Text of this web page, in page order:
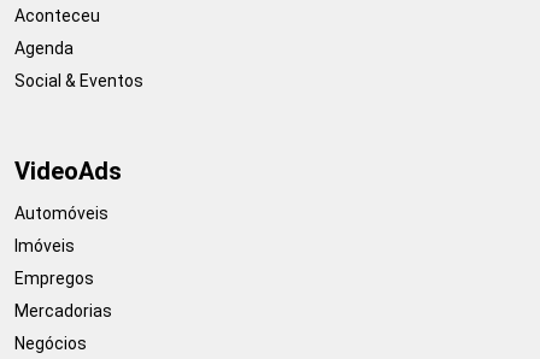
Aconteceu
Agenda
Social & Eventos
VideoAds
Automóveis
Imóveis
Empregos
Mercadorias
Negócios